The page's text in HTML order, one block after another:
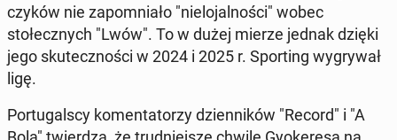
czyków nie za­pom­ni­ało "nielo­jal­noś­ci" wobec
stołecznych "Lwów". To w dużej mierze jednak dzięki
jego skutecznoś­ci w 2024 i 2025 r. Sport­ing wygry­wał
ligę.
Por­tu­galscy ko­men­ta­torzy dzi­en­ników "Record" i "A